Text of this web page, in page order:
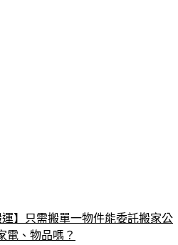
運】只需搬單一物件能委託搬家公
電、物品嗎？